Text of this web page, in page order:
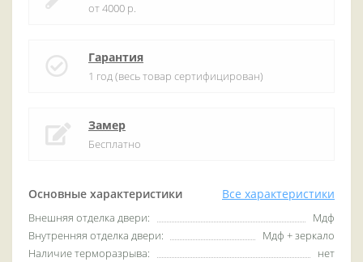
Основные характеристики Все характеристики
Внешняя отделка двери:
Мдф
Внутренняя отделка двери:
Мдф + зеркало
Наличие терморазрыва:
нет
от 4000 р.
Гарантия
1 год (весь товар сертифицирован)
Замер
Бесплатно